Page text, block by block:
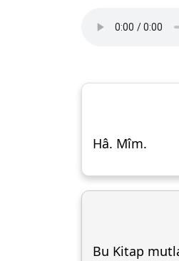
Hâ. Mîm.
Bu Kitap